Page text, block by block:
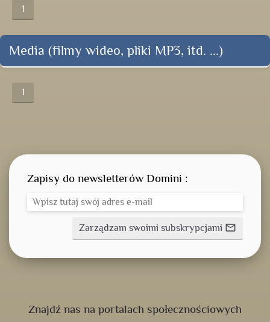
1
Media (filmy wideo, pliki MP3, itd. ...)
1
Znajdź nas na portalach społecznościowych
Zapisy do newsletterów Domini :
Zarządzam swoimi subskrypcjami mail_outline